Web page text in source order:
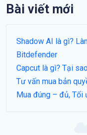
Bài viết mới
Shadow AI là gì?
Bitdefender
Capcut là gì? Tại
Tư vấn mua bản
Mua đúng – đủ, Tối